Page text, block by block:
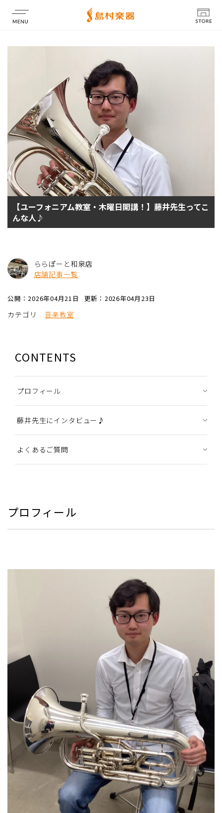
店舗情報
【ユーフォニアム教室・木曜日開講！】藤井先生ってこ
んな人♪
ららぽーと和泉店
店舗記事一覧
公開：2026年04月21日 更新：2026年04月23日
カテゴリ 音楽教室
CONTENTS
プロフィール
藤井先生にインタビュー♪
よくあるご質問
プロフィール